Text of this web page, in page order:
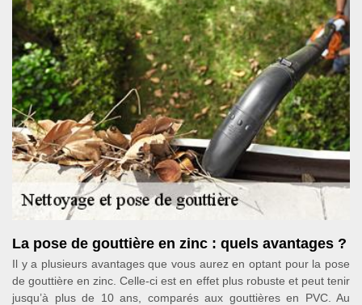
La pose de gouttière en zinc : quels avantages ?
Il y a plusieurs avantages que vous aurez en optant pour la pose
de gouttière en zinc. Celle-ci est en effet plus robuste et peut tenir
jusqu’à plus de 10 ans, comparés aux gouttières en PVC. Au